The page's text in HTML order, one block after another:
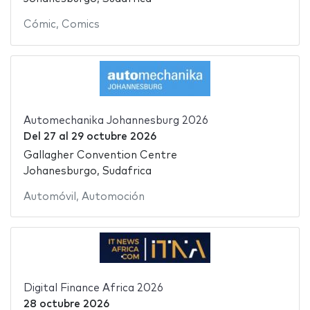
Cómic, Comics
Automechanika Johannesburg 2026
Del 27 al 29 octubre 2026
Gallagher Convention Centre
Johanesburgo, Sudafrica
Automóvil , Automoción
Digital Finance Africa 2026
28 octubre 2026